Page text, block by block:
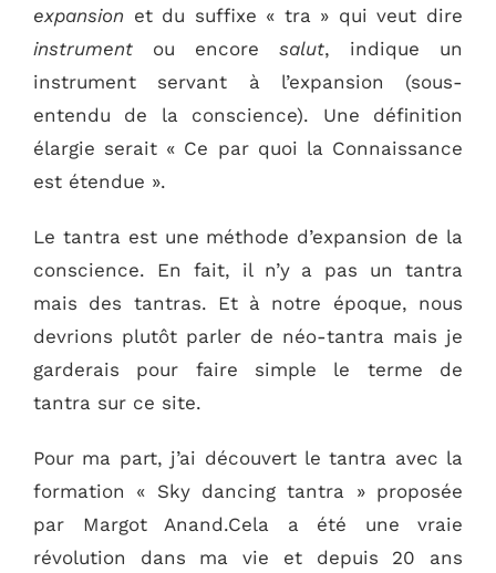
expansion et du suffixe « tra » qui veut dire
instrument ou encore salut, indique un
instrument servant à l’expansion (sous-
entendu de la conscience). Une définition
élargie serait « Ce par quoi la Connaissance
est étendue ».
Le tantra est une méthode d’expansion de la
conscience. En fait, il n’y a pas un tantra
mais des tantras. Et à notre époque, nous
devrions plutôt parler de néo-tantra mais je
garderais pour faire simple le terme de
tantra sur ce site.
Pour ma part, j’ai découvert le tantra avec la
formation « Sky dancing tantra » proposée
par Margot Anand.Cela a été une vraie
révolution dans ma vie et depuis 20 ans